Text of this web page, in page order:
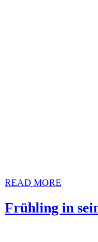
READ MORE
Frühling in